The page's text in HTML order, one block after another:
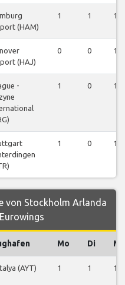
(HAM)
1 1 1
(HAJ)
0 0 1
-
1 0 1
1 0 1
von Stockholm Arlanda
Mo Di Mi
(AYT) 1 1 1